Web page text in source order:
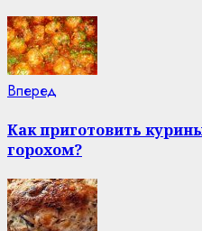
Вперед
Как приготовить
горохом?